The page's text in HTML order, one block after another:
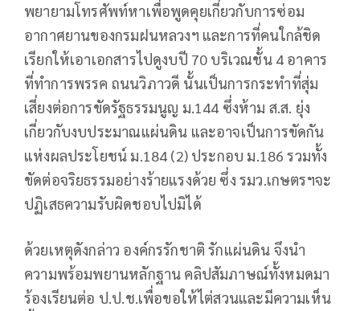
พยายามโทรศัพท์หาเพื่อพูดคุยเกี่ยวกับการซ่อม
อากาศยานของกรมฝนหลวงฯ และการที่คนใกล้ชิด
เรียกให้เอาเอกสารไปดูงบปี 70 บริเวณชั้น 4 อาคาร
ที่ทำการพรรค ถนนวิภาวดี นั้นเป็นการกระทำที่สุ่ม
เสี่ยงต่อการขัดรัฐธรรมนูญ ม.144 ซึ่งห้าม ส.ส. ยุ่ง
เกี่ยวกับงบประมาณแผ่นดิน และอาจเป็นการขัดกัน
แห่งผลประโยชน์ ม.184 (2) ประกอบ ม.186 รวมทั้ง
ขัดต่อจริยธรรมอย่างร้ายแรงด้วย ซึ่ง รมว.เกษตรฯจะ
ปฏิเสธความรับผิดชอบไปมิได้
ด้วยเหตุดังกล่าว องค์กรรักชาติ รักแผ่นดิน จึงนำ
ความพร้อมพยานหลักฐาน คลิปสัมภาษณ์ทั้งหมดมา
ร้องเรียนต่อ ป.ป.ช.เพื่อขอให้ไต่สวนและมีความเห็น